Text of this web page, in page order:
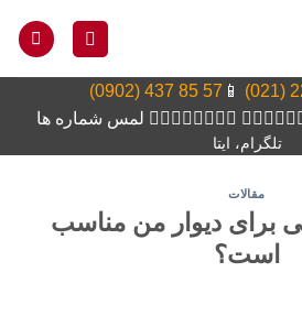
📱
57 85 437 (0902)
👆🏻👆🏻👆🏻👆🏻 لمس شماره ها
تلگرام، ایتا
مقالات
برای دیوار من مناسب
است؟